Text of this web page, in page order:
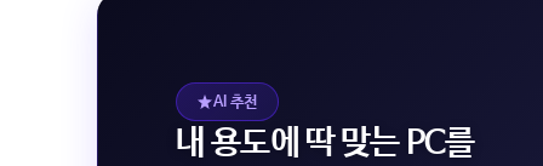
AI 추천
내 용도에 딱 맞는 PC를